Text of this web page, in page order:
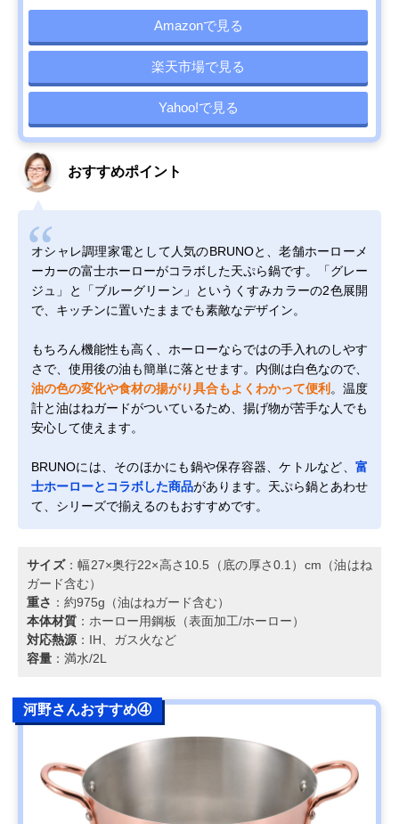
Amazonで見る
楽天市場で見る
Yahoo!で見る
おすすめポイント
オシャレ調理家電として人気のBRUNOと、老舗ホーローメ
ーカーの富士ホーローがコラボした天ぷら鍋です。「グレー
ジュ」と「ブルーグリーン」というくすみカラーの2色展開
で、キッチンに置いたままでも素敵なデザイン。
もちろん機能性も高く、ホーローならではの手入れのしやす
さで、使用後の油も簡単に落とせます。内側は白色なので、
油の色の変化や食材の揚がり具合もよくわかって便利 。温度
計と油はねガードがついているため、揚げ物が苦手な人でも
安心して使えます。
BRUNOには、そのほかにも鍋や保存容器、ケトルなど、 富
士ホーローとコラボした商品があります。天ぷら鍋とあわせ
て、シリーズで揃えるのもおすすめです。
サイズ：幅27×奥行22×高さ10.5（底の厚さ0.1）cm（油はね
ガード含む）
重さ ：約975g（油はねガード含む）
本体材質 ：ホーロー用鋼板（表面加工/ホーロー）
対応熱源 ：IH、ガス火など
容量 ：満水/2L
河野さんおすすめ④